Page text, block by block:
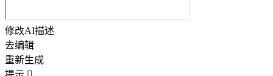
修改AI描述
去编辑
重新生成